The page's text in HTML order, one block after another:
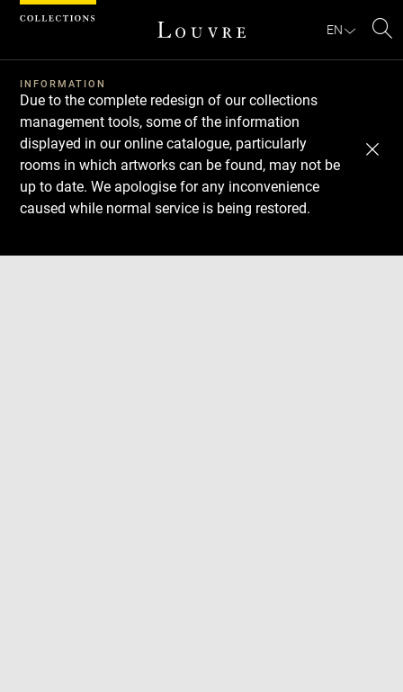
EN
INFORMATION
Due to the complete redesign of our collections
management tools, some of the information
displayed in our online catalogue, particularly
rooms in which artworks can be found, may not be
up to date. We apologise for any inconvenience
caused while normal service is being restored.
Download
Next
Previous
Cookies management panel